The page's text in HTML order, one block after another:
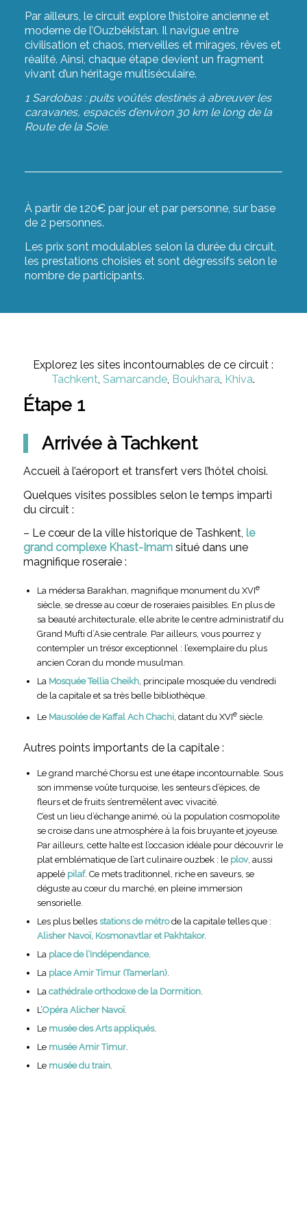
Par ailleurs, le circuit explore l’histoire ancienne et
moderne de l’Ouzbékistan. Il navigue entre
civilisation et chaos, merveilles et mirages, rêves et
réalité. Ainsi, chaque étape devient un fragment
vivant d’un héritage multiséculaire.
1 Sardobas : puits voûtés destinés à abreuver les
caravanes, espacés d’environ 30 km le long de la
Route de la Soie.
À partir de 120€ par jour et par personne, sur base
de 2 personnes.
Les prix sont modulables selon la durée du circuit,
les prestations choisies et sont dégressifs selon le
nombre de participants.
Explorez les sites incontournables de ce circuit :
Tachkent ,Samarcande Boukhara Khiva.
Étape 1
Arrivée à Tachkent
Accueil à l’aéroport et transfert vers l’hôtel choisi.
Quelques visites possibles selon le temps imparti
du circuit :
– Le cœur de la ville historique de Tashkent, le
grand complexe Khast-Imamsitué dans une
magnifique roseraie :
La médersa Barakhan, magnifique monument du XVIe
siècle, se dresse au cœur de roseraies paisibles. En plus de
sa beauté architecturale, elle abrite le centre administratif du
Grand Mufti d’Asie centrale. Par ailleurs, vous pourrez y
contempler un trésor exceptionnel : l’exemplaire du plus
ancien Coran du monde musulman.
La Mosquée Tellia Cheikh, principale mosquée du vendredi
de la capitale et sa très belle bibliothèque.
Le Mausolée de Kaffal Ach Chachi, datant du XVIesiècle.
Autres points importants de la capitale :
Le grand marché Chorsu est une étape incontournable. Sous
son immense voûte turquoise, les senteurs d’épices, de
fleurs et de fruits s’entremêlent avec vivacité.
C’est un lieu d’échange animé, où la population cosmopolite
se croise dans une atmosphère à la fois bruyante et joyeuse.
Par ailleurs, cette halte est l’occasion idéale pour découvrir le
plat emblématique de l’art culinaire ouzbek : le plov, aussi
appelé pilaf. Ce mets traditionnel, riche en saveurs, se
déguste au cœur du marché, en pleine immersion
sensorielle.
Les plus belles stations de métrode la capitale telles que :
Alisher Navoï, Kosmonavtlar et Pakhtakor.
Laplace de l’Indépendance.
Laplace Amir Timur (Tamerlan).
Lacathédrale orthodoxe de la Dormition.
L’Opéra Alicher Navoï.
Lemusée des Arts appliqués.
Lemusée Amir Timur.
Lemusée du train.